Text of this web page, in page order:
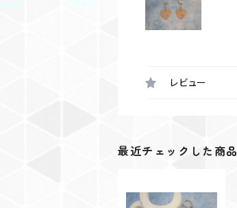
レビュー
最近チェックした商品